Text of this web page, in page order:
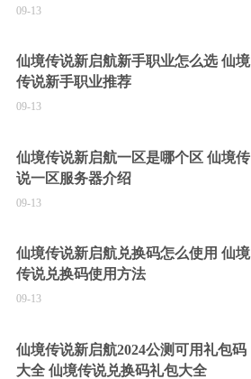
09-13
仙境传说新启航新手职业怎么选 仙境
传说新手职业推荐
09-13
仙境传说新启航一区是哪个区 仙境传
说一区服务器介绍
09-13
仙境传说新启航兑换码怎么使用 仙境
传说兑换码使用方法
09-13
仙境传说新启航2024公测可用礼包码
大全 仙境传说兑换码礼包大全